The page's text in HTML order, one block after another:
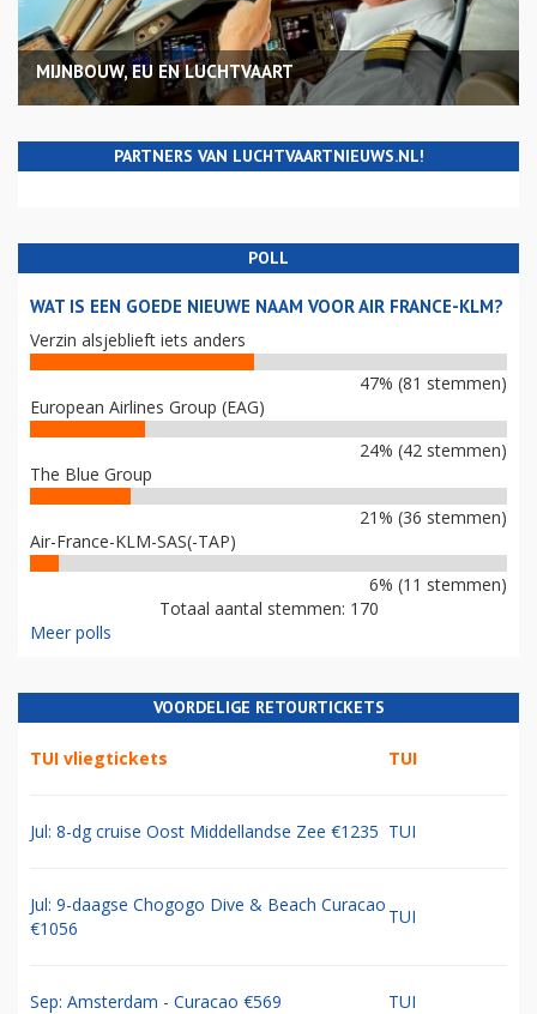
MIJNBOUW, EU EN LUCHTVAART
PARTNERS VAN LUCHTVAARTNIEUWS.NL!
POLL
WAT IS EEN GOEDE NIEUWE NAAM VOOR AIR FRANCE-KLM?
Verzin alsjeblieft iets anders
47% (81 stemmen)
European Airlines Group (EAG)
24% (42 stemmen)
The Blue Group
21% (36 stemmen)
Air-France-KLM-SAS(-TAP)
6% (11 stemmen)
Totaal aantal stemmen: 170
Meer polls
VOORDELIGE RETOURTICKETS
TUI vliegtickets TUI
Jul: 8-dg cruise Oost Middellandse Zee €1235 TUI
Jul: 9-daagse Chogogo Dive & Beach Curacao
€1056
TUI
Sep: Amsterdam - Curacao €569 TUI